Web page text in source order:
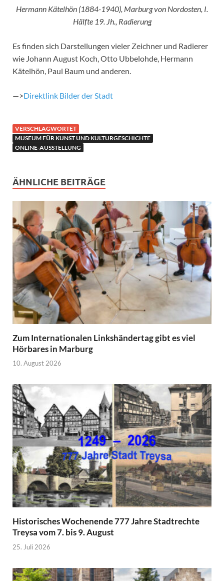
Hermann Kätelhön (1884-1940), Marburg von Nordosten, I.
Hälfte 19. Jh., Radierung
Es finden sich Darstellungen vieler Zeichner und Radierer
wie Johann August Koch, Otto Ubbelohde, Hermann
Kätelhön, Paul Baum und anderen.
—>Direktlink Bilder der Stadt
VERSCHLAGWORTET
MUSEUM FÜR KUNST UND KULTURGESCHICHTE
ONLINE-AUSSTELLUNG
ÄHNLICHE BEITRÄGE
Zum Internationalen Linkshändertag gibt es viel
Hörbares in Marburg
10. August 2026
Historisches Wochenende 777 Jahre Stadtrechte
Treysa vom 7. bis 9. August
25. Juli 2026